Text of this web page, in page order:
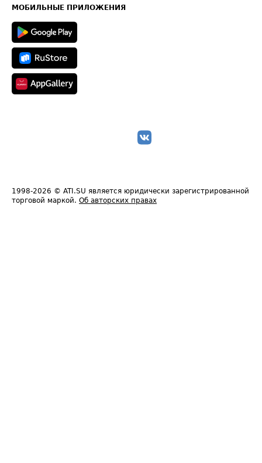
Техническая информация
МОБИЛЬНЫЕ ПРИЛОЖЕНИЯ
1998-2026 © ATI.SU является юридически зарегистрированной
торговой маркой. Об авторских правах